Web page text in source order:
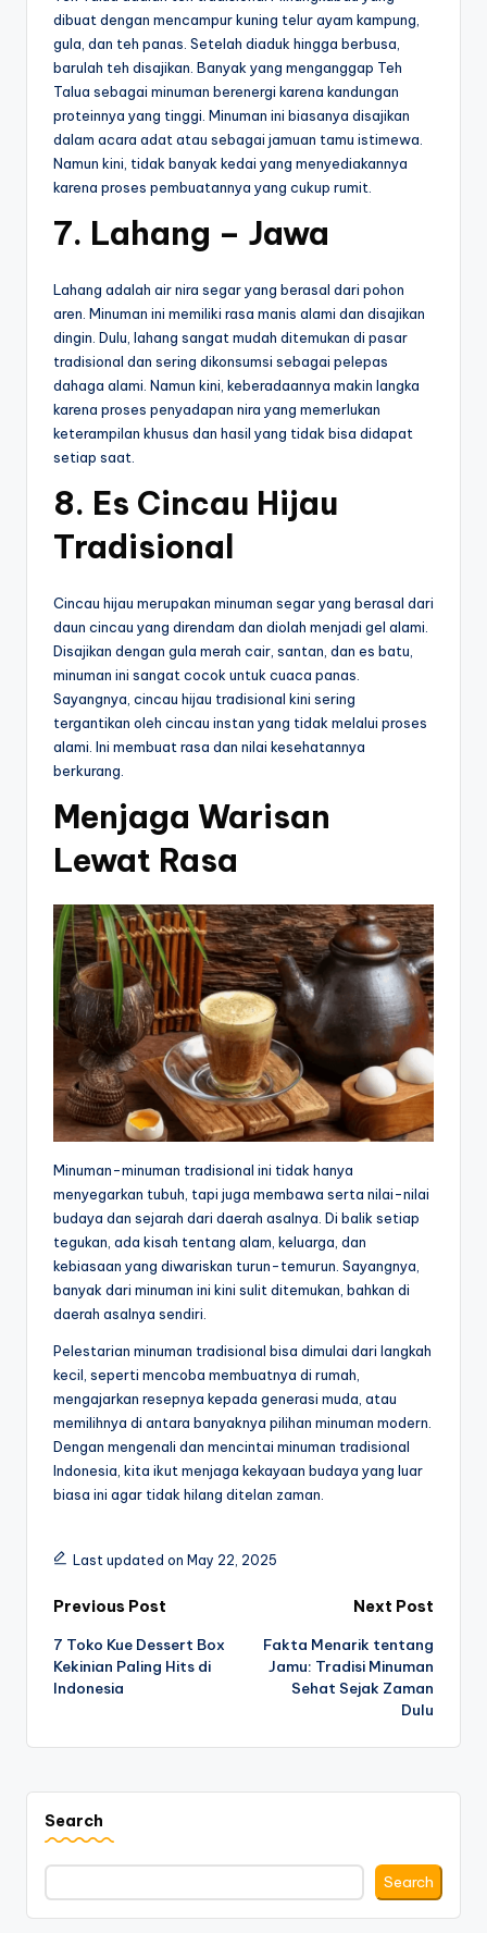
dibuat dengan mencampur kuning telur ayam kampung,
gula, dan teh panas. Setelah diaduk hingga berbusa,
barulah teh disajikan. Banyak yang menganggap Teh
Talua sebagai minuman berenergi karena kandungan
proteinnya yang tinggi. Minuman ini biasanya disajikan
dalam acara adat atau sebagai jamuan tamu istimewa.
Namun kini, tidak banyak kedai yang menyediakannya
karena proses pembuatannya yang cukup rumit.
7. Lahang – Jawa
Lahang adalah air nira segar yang berasal dari pohon
aren. Minuman ini memiliki rasa manis alami dan disajikan
dingin. Dulu, lahang sangat mudah ditemukan di pasar
tradisional dan sering dikonsumsi sebagai pelepas
dahaga alami. Namun kini, keberadaannya makin langka
karena proses penyadapan nira yang memerlukan
keterampilan khusus dan hasil yang tidak bisa didapat
setiap saat.
8. Es Cincau Hijau
Tradisional
Cincau hijau merupakan minuman segar yang berasal dari
daun cincau yang direndam dan diolah menjadi gel alami.
Disajikan dengan gula merah cair, santan, dan es batu,
minuman ini sangat cocok untuk cuaca panas.
Sayangnya, cincau hijau tradisional kini sering
tergantikan oleh cincau instan yang tidak melalui proses
alami. Ini membuat rasa dan nilai kesehatannya
berkurang.
Menjaga Warisan
Lewat Rasa
Minuman-minuman tradisional ini tidak hanya
menyegarkan tubuh, tapi juga membawa serta nilai-nilai
budaya dan sejarah dari daerah asalnya. Di balik setiap
tegukan, ada kisah tentang alam, keluarga, dan
kebiasaan yang diwariskan turun-temurun. Sayangnya,
banyak dari minuman ini kini sulit ditemukan, bahkan di
daerah asalnya sendiri.
Pelestarian minuman tradisional bisa dimulai dari langkah
kecil, seperti mencoba membuatnya di rumah,
mengajarkan resepnya kepada generasi muda, atau
memilihnya di antara banyaknya pilihan minuman modern.
Dengan mengenali dan mencintai minuman tradisional
Indonesia, kita ikut menjaga kekayaan budaya yang luar
biasa ini agar tidak hilang ditelan zaman.
Last updated on May 22, 2025
Post
navigation
Previous Post
7 Toko Kue Dessert Box
Kekinian Paling Hits di
Indonesia
Next Post
Fakta Menarik tentang
Jamu: Tradisi Minuman
Sehat Sejak Zaman
Dulu
Search
Search